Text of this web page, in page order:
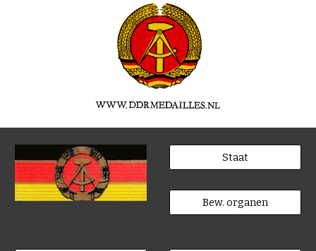
Staat
Bew. organen